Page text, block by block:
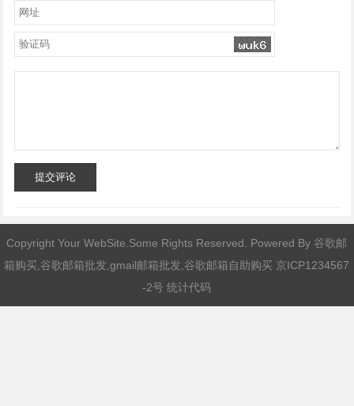
提交评论
Copyright Your WebSite.Some Rights Reserved. Powered By谷歌邮
箱购买,谷歌邮箱批发,gmail邮箱批发,谷歌邮箱自助购买 京ICP1234567
-2号 统计代码